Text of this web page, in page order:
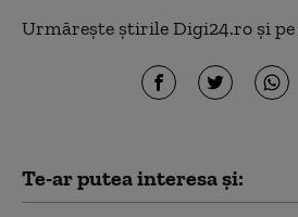
Urmărește știrile Digi24.ro și pe
Te-ar putea interesa și: